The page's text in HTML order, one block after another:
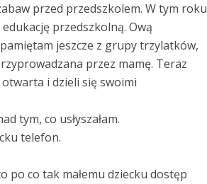
przed przedszkolem. W tym roku
edukację przedszkolną. Ową
jeszcze z grupy trzylatków,
przez mamę. Teraz
otwarta i dzieli się swoimi
tym, co usłyszałam.
telefon.
po co tak małemu dziecku dostęp